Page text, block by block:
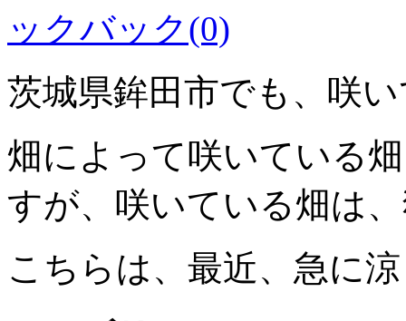
ックバック(0)
茨城県鉾田市でも、咲
畑によって咲いている
すが、咲いている畑は
こちらは、最近、急に